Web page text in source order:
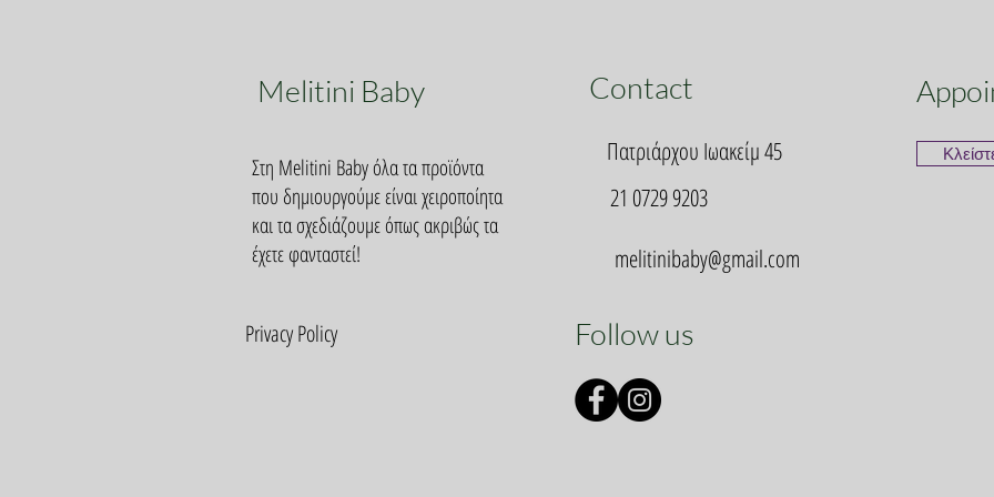
Melitini Baby Contact
Στη Melitini Baby όλα τα προϊόντα
που δημιουργούμε είναι χειροποίητα
και τα σχεδιάζουμε όπως ακριβώς τα
έχετε φανταστεί!
Πατριάρχου Ιωακείμ 45
21 0729 9203
melitinibaby@gmail.com
Follow us
Privacy Policy